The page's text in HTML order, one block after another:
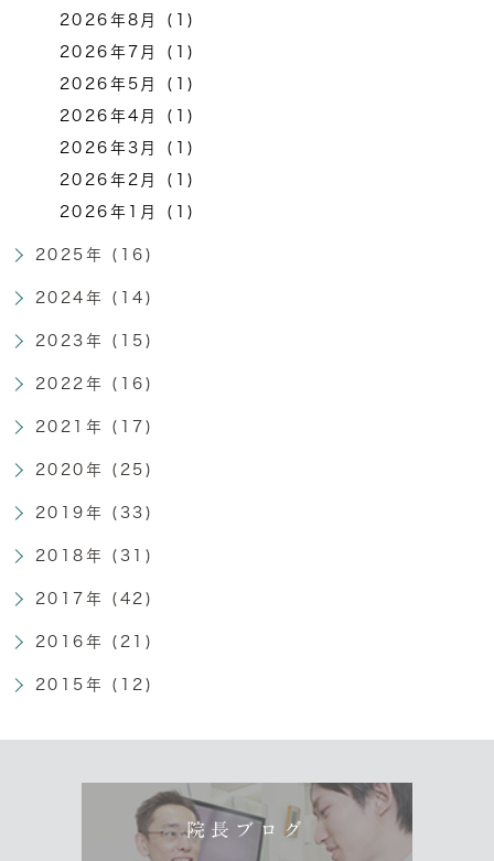
2026年8月 (1)
2026年7月 (1)
2026年5月 (1)
2026年4月 (1)
2026年3月 (1)
2026年2月 (1)
2026年1月 (1)
2025年 (16)
2024年 (14)
2023年 (15)
2022年 (16)
2021年 (17)
2020年 (25)
2019年 (33)
2018年 (31)
2017年 (42)
2016年 (21)
2015年 (12)
院長ブログ